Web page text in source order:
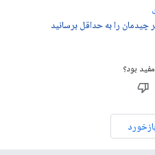
چیدمان را به حداقل برسانید
بود؟